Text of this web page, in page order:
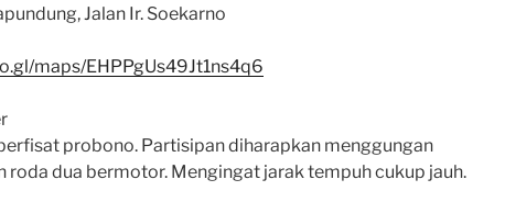
Jalan Ir. Soekarno
maps/EHPPgUs49Jt1ns4q6
probono. Partisipan diharapkan menggungan
roda dua bermotor. Mengingat jarak tempuh cukup jauh.